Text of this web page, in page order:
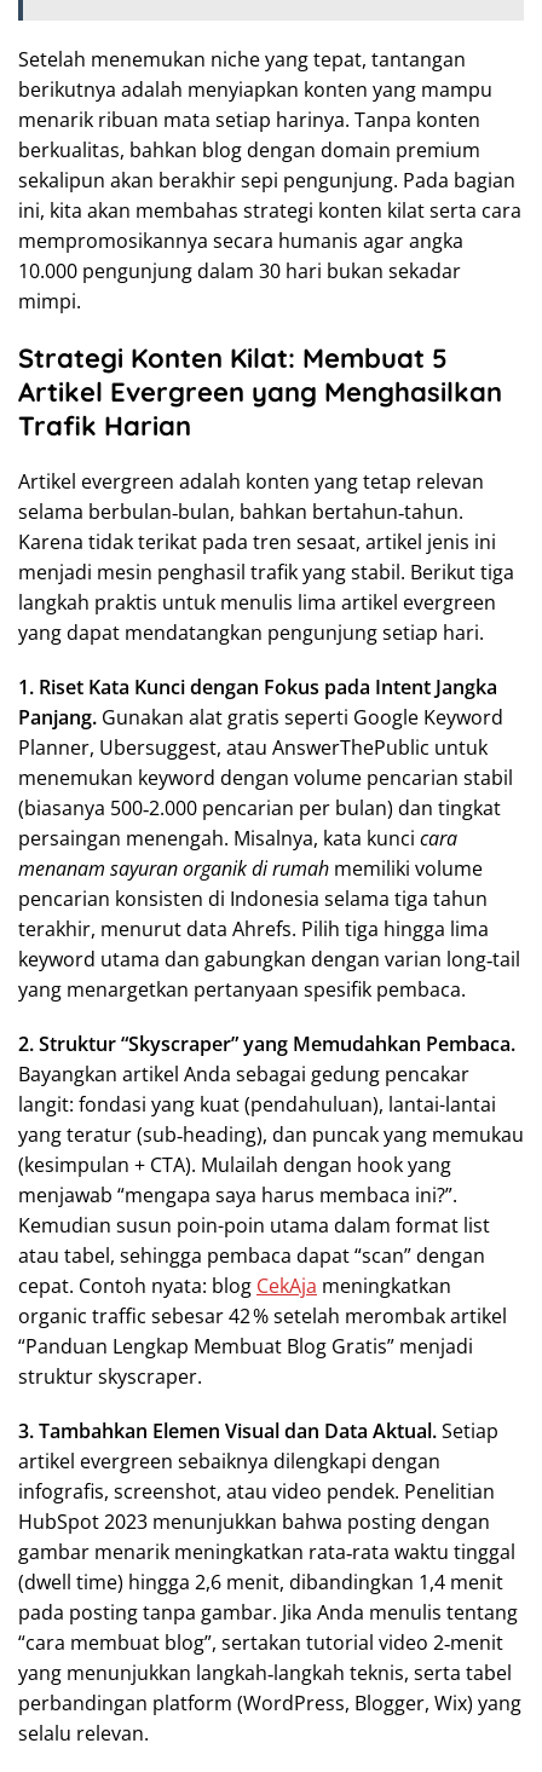
Setelah menemukan niche yang tepat, tantangan
berikutnya adalah menyiapkan konten yang mampu
menarik ribuan mata setiap harinya. Tanpa konten
berkualitas, bahkan blog dengan domain premium
sekalipun akan berakhir sepi pengunjung. Pada bagian
ini, kita akan membahas strategi konten kilat serta cara
mempromosikannya secara humanis agar angka
10.000 pengunjung dalam 30 hari bukan sekadar
mimpi.
Strategi Konten Kilat: Membuat 5
Artikel Evergreen yang Menghasilkan
Trafik Harian
Artikel evergreen adalah konten yang tetap relevan
selama berbulan‑bulan, bahkan bertahun‑tahun.
Karena tidak terikat pada tren sesaat, artikel jenis ini
menjadi mesin penghasil trafik yang stabil. Berikut tiga
langkah praktis untuk menulis lima artikel evergreen
yang dapat mendatangkan pengunjung setiap hari.
1. Riset Kata Kunci dengan Fokus pada Intent Jangka
Panjang. Gunakan alat gratis seperti Google Keyword
Planner, Ubersuggest, atau AnswerThePublic untuk
menemukan keyword dengan volume pencarian stabil
(biasanya 500‑2.000 pencarian per bulan) dan tingkat
persaingan menengah. Misalnya, kata kunci cara
menanam sayuran organik di rumah memiliki volume
pencarian konsisten di Indonesia selama tiga tahun
terakhir, menurut data Ahrefs. Pilih tiga hingga lima
keyword utama dan gabungkan dengan varian long‑tail
yang menargetkan pertanyaan spesifik pembaca.
2. Struktur “Skyscraper” yang Memudahkan Pembaca.
Bayangkan artikel Anda sebagai gedung pencakar
langit: fondasi yang kuat (pendahuluan), lantai-lantai
yang teratur (sub‑heading), dan puncak yang memukau
(kesimpulan + CTA). Mulailah dengan hook yang
menjawab “mengapa saya harus membaca ini?”.
Kemudian susun poin-poin utama dalam format list
atau tabel, sehingga pembaca dapat “scan” dengan
cepat. Contoh nyata: blog CekAja meningkatkan
organic traffic sebesar 42 % setelah merombak artikel
“Panduan Lengkap Membuat Blog Gratis” menjadi
struktur skyscraper.
3. Tambahkan Elemen Visual dan Data Aktual.Setiap
artikel evergreen sebaiknya dilengkapi dengan
infografis, screenshot, atau video pendek. Penelitian
HubSpot 2023 menunjukkan bahwa posting dengan
gambar menarik meningkatkan rata‑rata waktu tinggal
(dwell time) hingga 2,6 menit, dibandingkan 1,4 menit
pada posting tanpa gambar. Jika Anda menulis tentang
“cara membuat blog”, sertakan tutorial video 2‑menit
yang menunjukkan langkah‑langkah teknis, serta tabel
perbandingan platform (WordPress, Blogger, Wix) yang
selalu relevan.